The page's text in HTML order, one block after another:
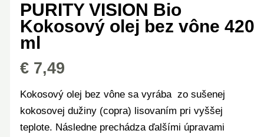
PURITY VISION Bio
Kokosový olej bez vône 420
ml
€ 7,49
Kokosový olej bez vône sa vyrába zo sušenej
kokosovej dužiny (copra) lisovaním pri vyššej
teplote. Následne prechádza ďalšími úpravami